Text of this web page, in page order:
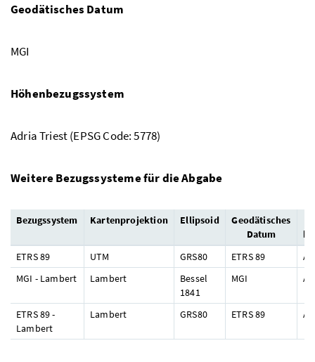
Geodätisches Datum
MGI
Höhenbezugssystem
Adria Triest (EPSG Code: 5778)
Weitere Bezugssysteme für die Abgabe
Bezugssystem Kartenprojektion Ellipsoid
Geodätisches
Datum
ETRS 89
UTM GRS80 ETRS 89
MGI - Lambert
Lambert
Bessel
1841
MGI
ETRS 89 -
Lambert
Lambert GRS80 ETRS 89